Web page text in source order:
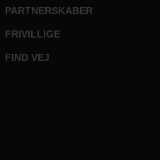
PARTNERSKABER
FRIVILLIGE
FIND VEJ